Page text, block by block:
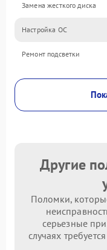
Замена жесткого диска
Настройка ОС
Ремонт подсветки
Другие
Поломки,
серьезные
случаях